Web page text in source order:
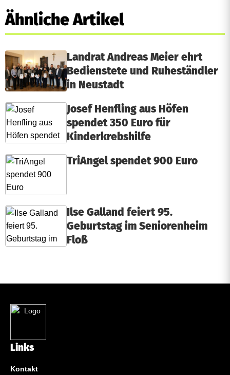
Ähnliche Artikel
Landrat Andreas Meier ehrt
Bedienstete und Ruheständler
in Neustadt
Josef Henfling aus Höfen
spendet 350 Euro für
Kinderkrebshilfe
TriAngel spendet 900 Euro
Ilse Galland feiert 95.
Geburtstag im Seniorenheim
Floß
Links
Kontakt